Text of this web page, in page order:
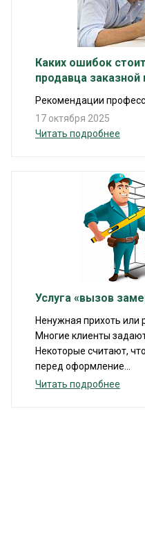
Каких ошибок
продавца
Рекомендации
17 октября 2025
Читать подробнее
Услуга «вызов
Ненужная прихоть или
Многие клиенты
Некоторые считают,
перед оформление...
Читать подробнее